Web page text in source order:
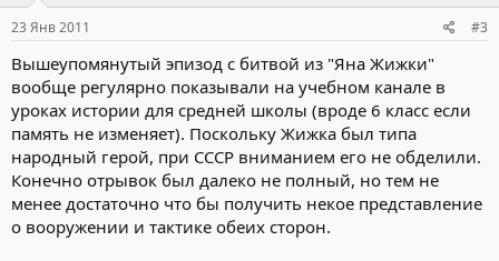
23 Янв 2011 #3
Вышеупомянутый эпизод с битвой из "Яна Жижки"
вообще регулярно показывали на учебном канале в
уроках истории для средней школы (вроде 6 класс если
память не изменяет). Поскольку Жижка был типа
народный герой, при СССР вниманием его не обделили.
Конечно отрывок был далеко не полный, но тем не
менее достаточно что бы получить некое представление
о вооружении и тактике обеих сторон.